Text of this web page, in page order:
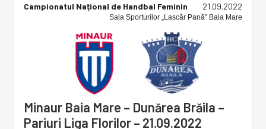
Campionatul Național de Handbal Feminin 21.09.2022
Sala Sporturilor „Lascăr Pană” Baia Mare
Minaur Baia Mare – Dunărea Brăila –
Pariuri Liga Florilor – 21.09.2022